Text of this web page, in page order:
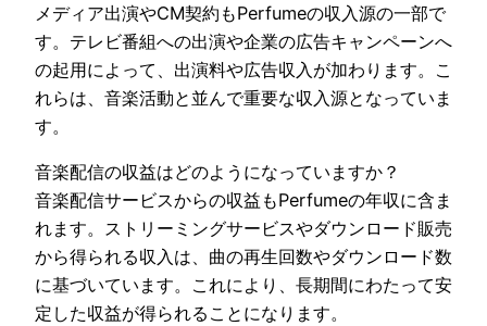
メディア出演やCM契約もPerfumeの収入源の一部で
す。テレビ番組への出演や企業の広告キャンペーンへ
の起用によって、出演料や広告収入が加わります。こ
れらは、音楽活動と並んで重要な収入源となっていま
す。
音楽配信の収益はどのようになっていますか？
音楽配信サービスからの収益もPerfumeの年収に含ま
れます。ストリーミングサービスやダウンロード販売
から得られる収入は、曲の再生回数やダウンロード数
に基づいています。これにより、長期間にわたって安
定した収益が得られることになります。